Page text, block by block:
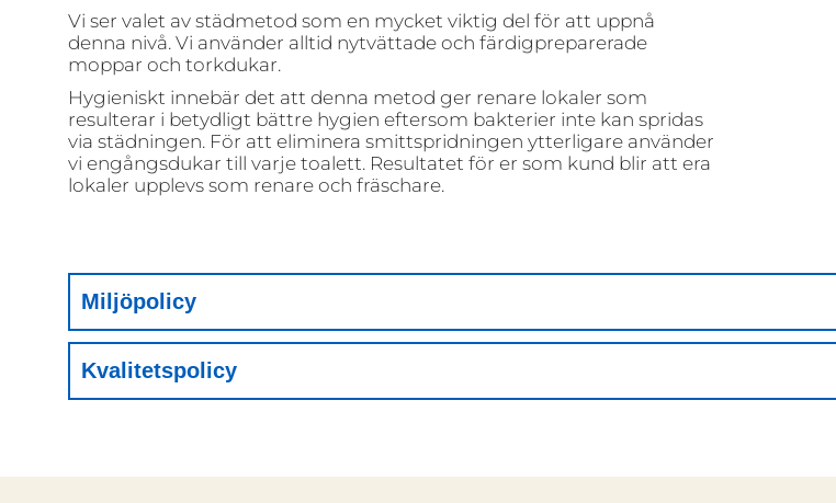
Vi ser valet av städmetod som en mycket viktig del för att uppnå
denna nivå. Vi använder alltid nytvättade och färdigpreparerade
moppar och torkdukar.
Hygieniskt innebär det att denna metod ger renare lokaler som
resulterar i betydligt bättre hygien eftersom bakterier inte kan spridas
via städningen. För att eliminera smittspridningen ytterligare använder
vi engångsdukar till varje toalett. Resultatet för er som kund blir att era
lokaler upplevs som renare och fräschare.
Miljöpolicy
Kvalitetspolicy